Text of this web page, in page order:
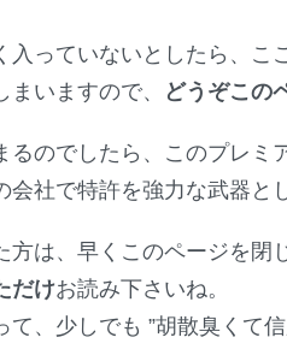
っていないとしたら、こ
いますので、
どうぞこの
のでしたら、このプレミ
社で特許を強力な武器と
は、早くこのページを閉
だけお読み下さいね。
、少しでも ”胡散臭くて